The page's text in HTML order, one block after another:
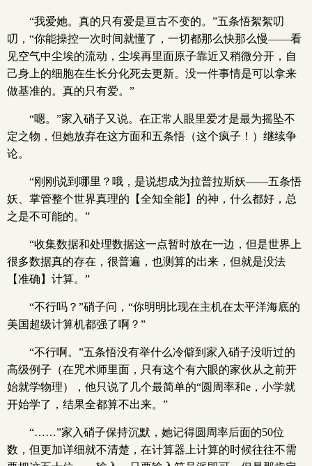
“我爱她。真的只有爱是亘古不变的。”五条悟絮絮叨
叨，“你能操控一次时间就懂了，一切都那么快那么慢——看
见空气中尘埃的流动，尘埃再里面原子靠近又稍微分开，自
己身上的细胞在生长分化死去更新。没一件事情是可以拿来
做基准的。真的只有爱。”
“嗯。”家入硝子又说。在正常人眼里爱才是最为摇坠不
定之物，但她放弃在这方面和五条悟（这个疯子！）继续争
论。
“刚刚说到哪里？哦，是说想成为拉普拉斯妖——五条悟
妖、掌管整个世界真理的【全知全能】的神，什么都好，总
之是不可能的。”
“收集数据和处理数据这一点暂时放在一边，但是世界上
很多数据真的存在，很普遍，也测算的出来，但就是没法
【准确】计算。”
“不行吗？”硝子问，“你明明比现在主机在太平洋海底的
美国超级计算机都强了啊？”
“不行啊。”五条悟没有举什么冷僻到家入硝子没听过的
高级例子（在咒术师里面，只有这个有六眼的家伙从之前开
始就学物理），他只说了几个最简单的“圆周率和e，小学就
开始学了，结果全都算不出来。”
“……”家入硝子保持沉默，她记得圆周率后面的50位
数，但更加详细就不清楚，在计算器上计算的时候往往不需